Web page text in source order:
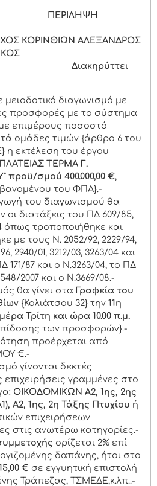
ΠΕΡΙΛΗΨΗ
ΚΟΡΙΝΘΙΩΝ ΑΛΕΞΑΝΔΡΟΣ
μειοδοτικό διαγωνισμό με
προσφορές με το σύστημα
επιμέρους ποσοστό
ομάδες τιμών {άρθρο 6 του
η εκτέλεση του έργου
ΤΕΡΜΑ Γ.
προϋ/σμού 400.000,00 €,
του ΦΠΑ}.-
του διαγωνισμού θα
διατάξεις του ΠΔ 609/85,
όπως τροποποιήθηκε και
με τους Ν. 2052/92, 2229/94,
2940/01, 3212/03, 3263/04 και
171/87 και ο Ν.3263/04, το ΠΔ
2007 και ο Ν.3669/08.-
θα γίνει στα Γραφεία του
{Κολιάτσου 32} την 11η
Τρίτη και ώρα 10.00 π.μ.
των προσφορών}.-
προέρχεται από
€.-
γίνονται δεκτές
επιχειρήσεις γραμμένες στο
ΟΙΚΟΔΟΜΙΚΩΝ Α2, 1ης, 2ης
Α2, 1ης, 2η Τάξης Πτυχίου ή
επιχειρήσεων
στις ανωτέρω κατηγορίες.-
ορίζεται 2% επί
δαπάνης, ήτοι στο
€ σε εγγυητική επιστολή
Τράπεζας, ΤΣΜΕΔΕ,κ.λπ..-